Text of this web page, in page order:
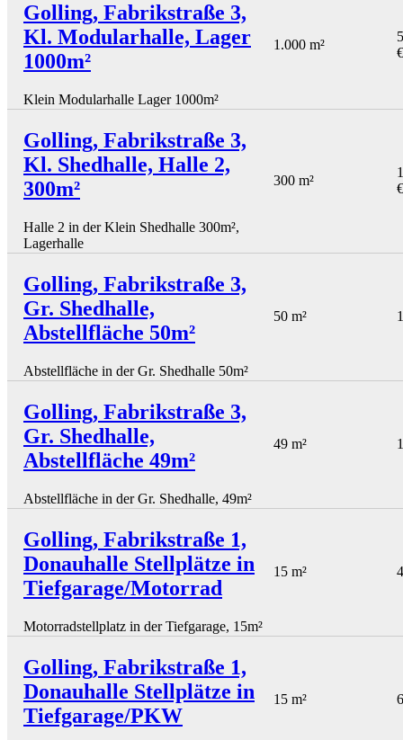
Golling, Fabrikstraße 3,
Kl. Modularhalle, Lager
1000m²
Klein Modularhalle Lager 1000m²
1.000 m²
€
Golling, Fabrikstraße 3,
Kl. Shedhalle, Halle 2,
300m²
Halle 2 in der Klein Shedhalle 300m²,
Lagerhalle
300 m²
€
Golling, Fabrikstraße 3,
Gr. Shedhalle,
Abstellfläche 50m²
Abstellfläche in der Gr. Shedhalle 50m²
50 m²
Golling, Fabrikstraße 3,
Gr. Shedhalle,
Abstellfläche 49m²
Abstellfläche in der Gr. Shedhalle, 49m²
49 m²
Golling, Fabrikstraße 1,
Donauhalle Stellplätze in
Tiefgarage/Motorrad
Motorradstellplatz in der Tiefgarage, 15m²
15 m²
Golling, Fabrikstraße 1,
Donauhalle Stellplätze in
Tiefgarage/PKW
15 m²